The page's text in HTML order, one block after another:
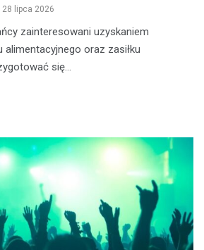
28 lipca 2026
zainteresowani uzyskaniem
oraz zasiłku
się…